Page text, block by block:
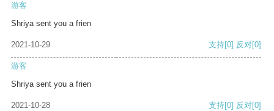
游客
Shriya sent you a frien
2021-10-29 支持[0] 反对[0]
游客
Shriya sent you a frien
2021-10-28 支持[0] 反对[0]